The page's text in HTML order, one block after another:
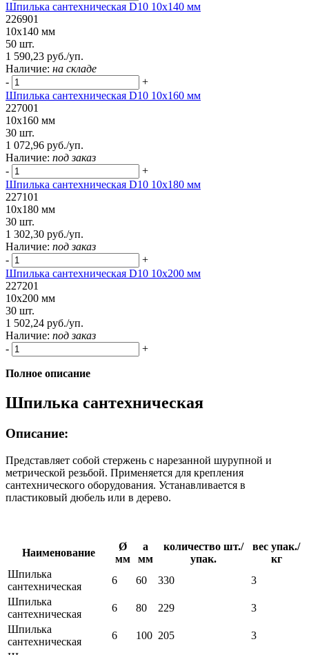
Шпилька сантехническая D10 10x140 мм
226901
10x140 мм
50 шт.
1 590,23 руб./уп.
Наличие: на складе
-
+
Шпилька сантехническая D10 10x160 мм
227001
10x160 мм
30 шт.
1 072,96 руб./уп.
Наличие: под заказ
-
+
Шпилька сантехническая D10 10x180 мм
227101
10x180 мм
30 шт.
1 302,30 руб./уп.
Наличие: под заказ
-
+
Шпилька сантехническая D10 10х200 мм
227201
10х200 мм
30 шт.
1 502,24 руб./уп.
Наличие: под заказ
-
+
Полное описание
Шпилька сантехническая
Описание:
Представляет собой стержень с нарезанной шурупной и
метрической резьбой. Применяется для крепления
сантехнического оборудования. Устанавливается в
пластиковый дюбель или в дерево.
Наименование
Ø
мм
a
мм
количество шт./
упак.
вес упак./
кг
Шпилька
сантехническая
6 60 330
3
Шпилька
сантехническая
6 80 229
3
Шпилька
сантехническая
6 100 205
3